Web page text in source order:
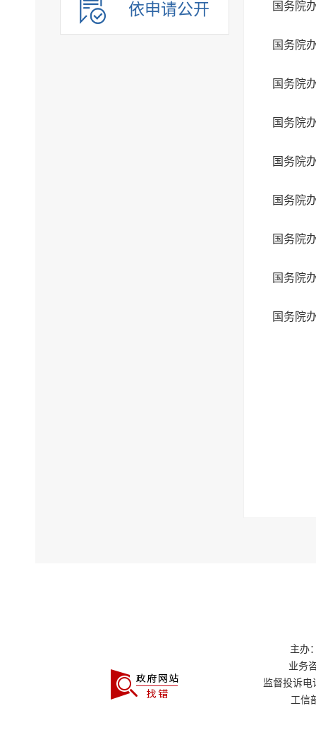
依申请公开
主办
业务
监督投诉电
工信